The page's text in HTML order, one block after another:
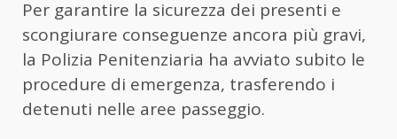
Per garantire la sicurezza dei presenti e
scongiurare conseguenze ancora più gravi,
la Polizia Penitenziaria ha avviato subito le
procedure di emergenza, trasferendo i
detenuti nelle aree passeggio.